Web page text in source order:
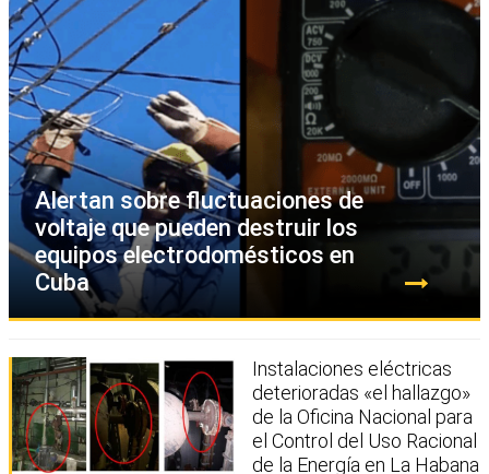
Alertan sobre fluctuaciones de
voltaje que pueden destruir los
equipos electrodomésticos en
Cuba
Instalaciones eléctricas
deterioradas «el hallazgo»
de la Oficina Nacional para
el Control del Uso Racional
de la Energía en La Habana